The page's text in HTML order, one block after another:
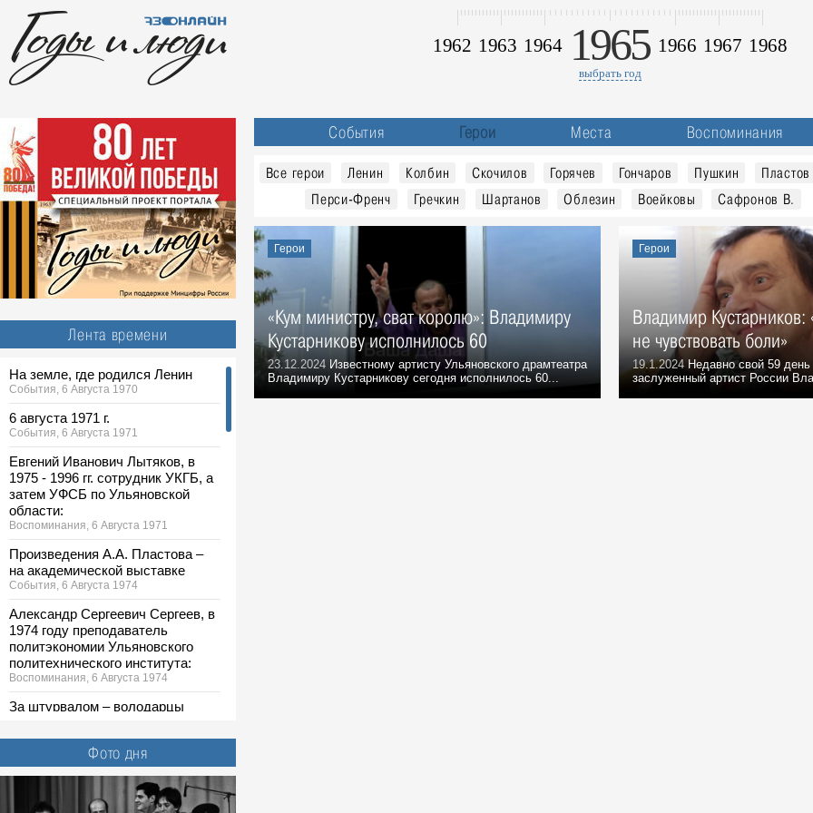
1965
1962 1963 1964 1966 1967 1968
выбрать год
Лента времени
На земле, где родился Ленин
События, 6 Августа 1970
6 августа 1971 г.
События, 6 Августа 1971
Евгений Иванович Лытяков, в
1975 - 1996 гг. сотрудник УКГБ, а
затем УФСБ по Ульяновской
области:
Воспоминания, 6 Августа 1971
Произведения А.А. Пластова –
на академической выставке
События, 6 Августа 1974
Александр Сергеевич Сергеев, в
1974 году преподаватель
политэкономии Ульяновского
политехнического института:
Воспоминания, 6 Августа 1974
За штурвалом – володарцы
Большой простор для
творчества
Георгий Иванович Марчук
Фото дня
События Герои Места Воспоминания
Все герои Ленин Колбин Скочилов Горячев Гончаров Пушкин Пластов
Перси-Френч
Гречкин Шартанов Облезин Воейковы Сафронов В.
Герои
«Кум министру, сват королю»: Владимиру
Кустарникову исполнилось 60
23.12.2024 Известному артисту Ульяновского драмтеатра
Владимиру Кустарникову сегодня исполнилось 60...
Герои
Владимир Кустарников:
не чувствовать боли»
19.1.2024Недавно свой 59 день
заслуженный артист России